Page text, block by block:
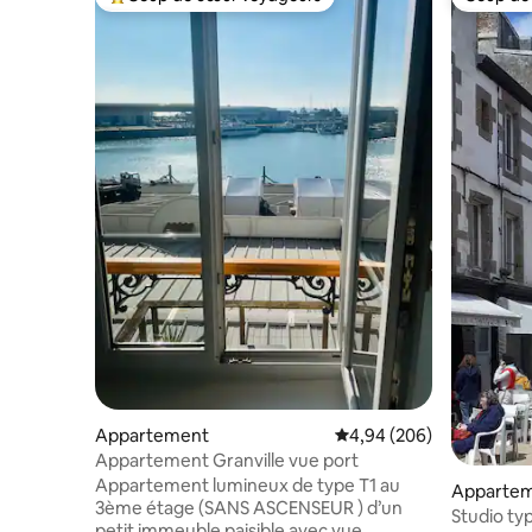
Coups de cœur voyageurs les plus appréciés
Appartement Évaluation moyenne
4,94 (206)
Appartement Granville vue port
Appartement lumineux de type T1 au
3ème étage (SANS ASCENSEUR ) d’un
Coup
Studio